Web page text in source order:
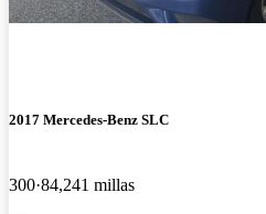
2017 Mercedes-Benz SLC
300 84,241 millas